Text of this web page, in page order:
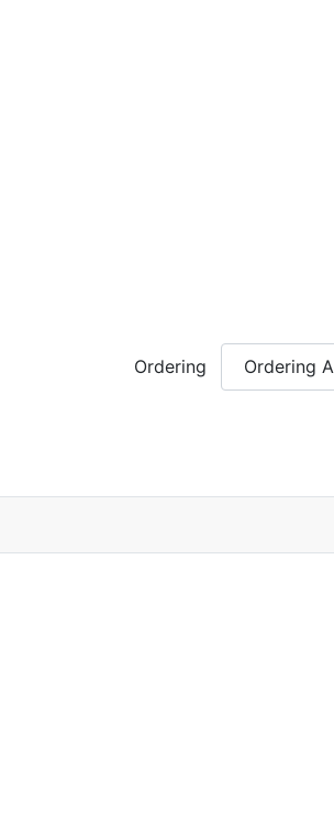
Ordering